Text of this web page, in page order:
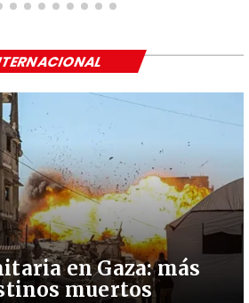
en Gaza: más
muertos